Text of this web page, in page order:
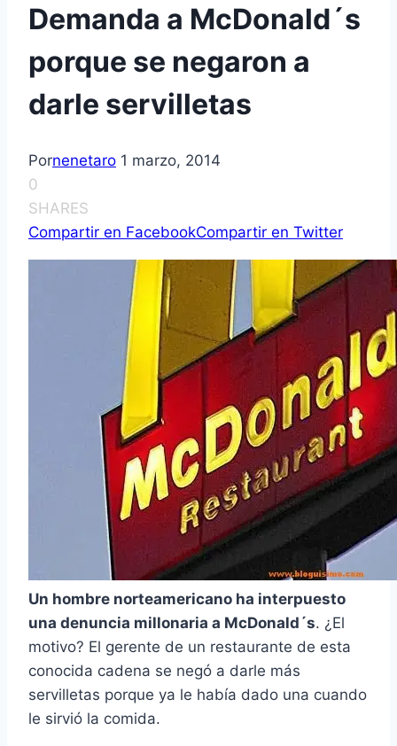
Demanda a McDonald´s
porque se negaron a
darle servilletas
Pornenetaro 1 marzo, 2014
0
SHARES
Compartir en FacebookCompartir en Twitter
Un hombre norteamericano ha interpuesto
una denuncia millonaria a McDonald´s. ¿El
motivo? El gerente de un restaurante de esta
conocida cadena se negó a darle más
servilletas porque ya le había dado una cuando
le sirvió la comida.